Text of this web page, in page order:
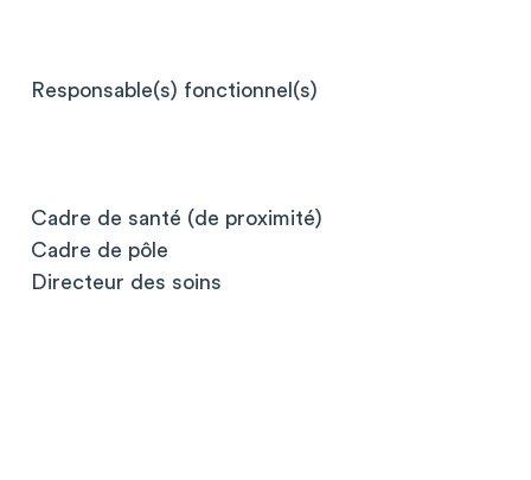
Responsable(s) fonctionnel(s)
Cadre de santé (de proximité)
Cadre de pôle
Directeur des soins